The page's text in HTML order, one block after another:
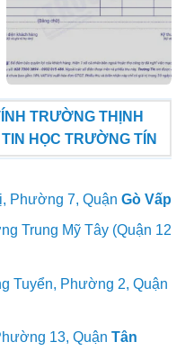
TRƯỜNG THỊNH
HỌC TRƯỜNG TÍN
Phường 7, Quận Gò Vấp
Trung Mỹ Tây (Quận 12
Tuyển, Phường 2, Quận
13, Quận Tân